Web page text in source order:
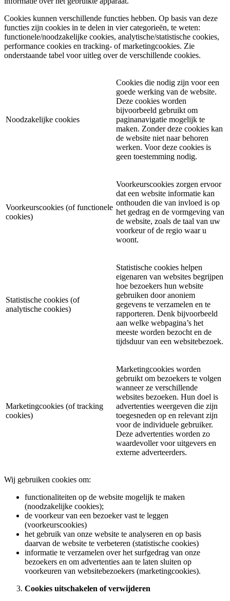
Cookies kunnen verschillende functies hebben. Op basis van deze
functies zijn cookies in te delen in vier categorieën, te weten:
functionele/noodzakelijke cookies, analytische/statistische cookies,
performance cookies en tracking- of marketingcookies. Zie
onderstaande tabel voor uitleg over de verschillende cookies.
Noodzakelijke cookies
Cookies die nodig zijn voor een
goede werking van de website.
Deze cookies worden
bijvoorbeeld gebruikt om
paginanavigatie mogelijk te
maken. Zonder deze cookies kan
de website niet naar behoren
werken. Voor deze cookies is
geen toestemming nodig.
Voorkeurscookies (of functionele
cookies)
Voorkeurscookies zorgen ervoor
dat een website informatie kan
onthouden die van invloed is op
het gedrag en de vormgeving van
de website, zoals de taal van uw
voorkeur of de regio waar u
woont.
Statistische cookies (of
analytische cookies)
Statistische cookies helpen
eigenaren van websites begrijpen
hoe bezoekers hun website
gebruiken door anoniem
gegevens te verzamelen en te
rapporteren. Denk bijvoorbeeld
aan welke webpagina’s het
meeste worden bezocht en de
tijdsduur van een websitebezoek.
Marketingcookies (of tracking
cookies)
Marketingcookies worden
gebruikt om bezoekers te volgen
wanneer ze verschillende
websites bezoeken. Hun doel is
advertenties weergeven die zijn
toegesneden op en relevant zijn
voor de individuele gebruiker.
Deze advertenties worden zo
waardevoller voor uitgevers en
externe adverteerders.
Wij gebruiken cookies om:
functionaliteiten op de website mogelijk te maken
(noodzakelijke cookies);
de voorkeur van een bezoeker vast te leggen
(voorkeurscookies)
het gebruik van onze website te analyseren en op basis
daarvan de website te verbeteren (statistische cookies)
informatie te verzamelen over het surfgedrag van onze
bezoekers en om advertenties aan te laten sluiten op
voorkeuren van websitebezoekers (marketingcookies).
Cookies uitschakelen of verwijderen